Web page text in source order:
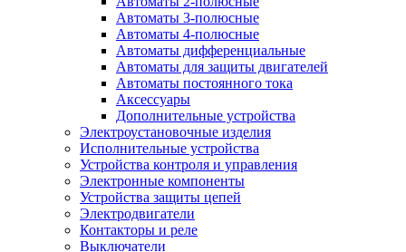
Автоматы 3-полюсные
Автоматы 4-полюсные
Автоматы дифференциальные
Автоматы для защиты двигателей
Автоматы постоянного тока
Аксессуары
Дополнительные устройства
Электроустановочные изделия
Исполнительные устройства
Устройства контроля и управления
Электронные компоненты
Устройства защиты цепей
Электродвигатели
Контакторы и реле
Выключатели